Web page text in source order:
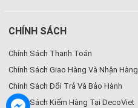
CHÍNH SÁCH
Chính Sách Thanh Toán
Chính Sách Giao Hàng Và Nhận Hàng
Chính Sách Đổi Trả Và Bảo Hành
Chính Sách Kiểm Hàng Tại DecoViet